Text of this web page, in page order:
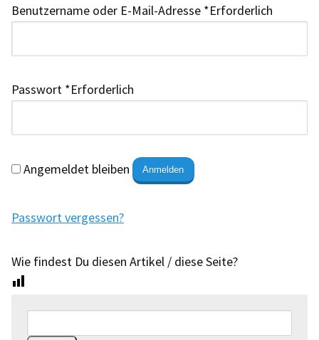
Benutzername oder E-Mail-Adresse *Erforderlich
Passwort *Erforderlich
Angemeldet bleiben Anmelden
Passwort vergessen?
Wie findest Du diesen Artikel / diese Seite?